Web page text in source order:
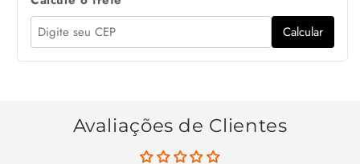
Calcular
Avaliações de Clientes